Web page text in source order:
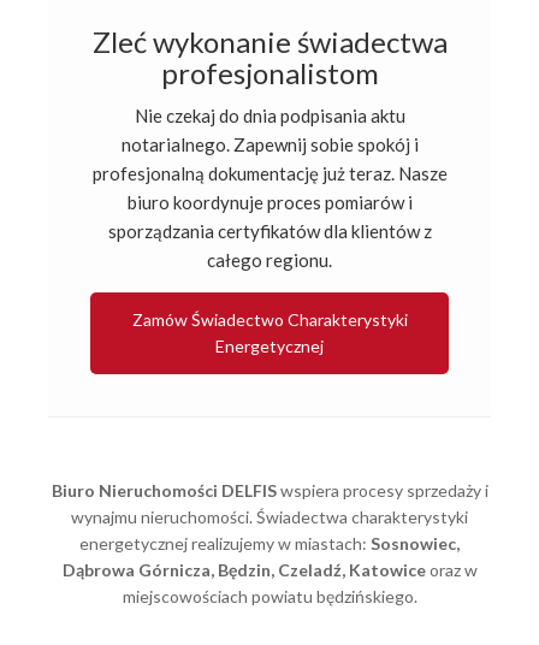
Zleć wykonanie świadectwa
profesjonalistom
Nie czekaj do dnia podpisania aktu
notarialnego. Zapewnij sobie spokój i
profesjonalną dokumentację już teraz. Nasze
biuro koordynuje proces pomiarów i
sporządzania certyfikatów dla klientów z
całego regionu.
Zamów Świadectwo Charakterystyki
Energetycznej
Biuro Nieruchomości DELFISwspiera procesy sprzedaży i
wynajmu nieruchomości. Świadectwa charakterystyki
energetycznej realizujemy w miastach: Sosnowiec,
Dąbrowa Górnicza, Będzin, Czeladź, Katowiceoraz w
miejscowościach powiatu będzińskiego.